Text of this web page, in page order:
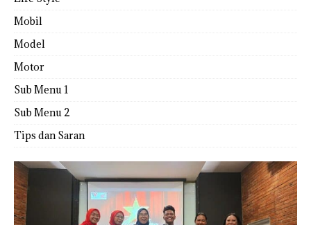
Mobil
Model
Motor
Sub Menu 1
Sub Menu 2
Tips dan Saran